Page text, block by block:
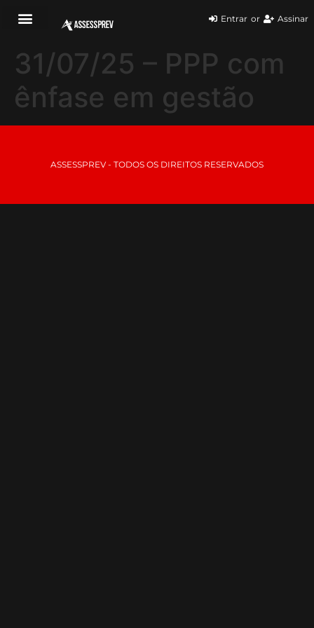
Entrar or Assinar
31/07/25 – PPP com
ênfase em gestão
ASSESSPREV - TODOS OS DIREITOS RESERVADOS